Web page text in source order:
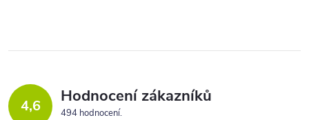
4,6 Hodnocení zákazníků
494 hodnocení